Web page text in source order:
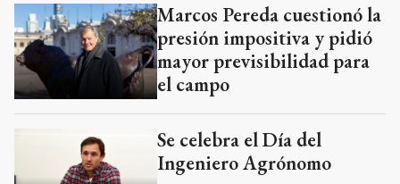
Marcos Pereda cuestionó la
presión impositiva y pidió
mayor previsibilidad para
el campo
Se celebra el Día del
Ingeniero Agrónomo